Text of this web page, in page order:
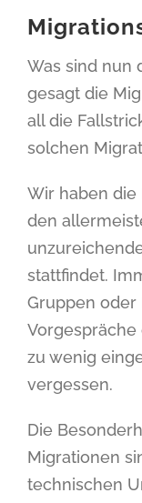
Was sind nun
gesagt die
all die
solchen
Wir haben die
den
stattfindet.
Gruppen oder
zu wenig
vergessen.
Die
Migrationen
technischen